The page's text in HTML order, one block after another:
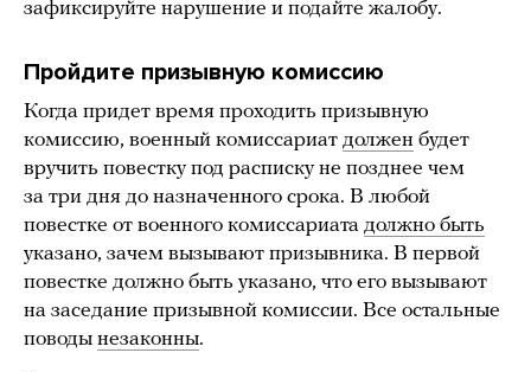
зафиксируйте нарушение и подайте жалобу.
Пройдите призывную комиссию
Когда придет время проходить призывную
комиссию, военный комиссариат должен будет
вручить повестку под расписку не позднее чем
за три дня до назначенного срока. В любой
повестке от военного комиссариата должно быть
указано, зачем вызывают призывника. В первой
повестке должно быть указано, что его вызывают
на заседание призывной комиссии. Все остальные
поводы незаконны.